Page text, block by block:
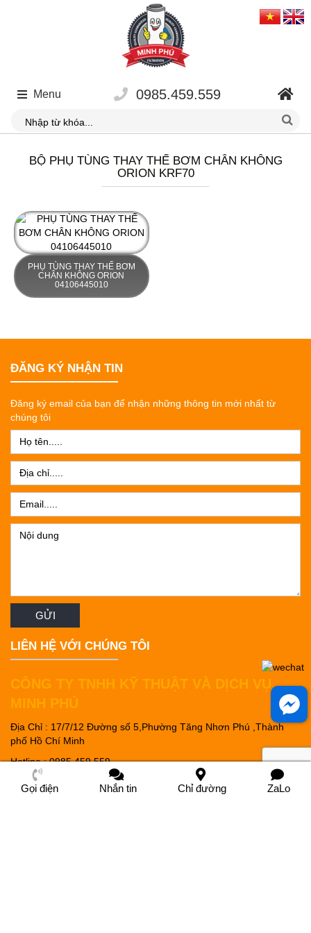
Menu 0985.459.559
BỘ PHỤ TÙNG THAY THẾ BƠM CHÂN KHÔNG
ORION KRF70
PHỤ TÙNG THAY THẾ BƠM
CHÂN KHÔNG ORION
04106445010
ĐĂNG KÝ NHẬN TIN
Đăng ký email của bạn để nhận những thông tin mới nhất từ
chúng tôi
LIÊN HỆ VỚI CHÚNG TÔI
CÔNG TY TNHH KỸ THUẬT VÀ DỊCH VỤ
MINH PHÚ
Địa Chỉ : 17/7/12 Đường số 5,Phường Tăng Nhơn Phú ,Thành
phố Hồ Chí Minh
Hotline : 0985.459.559
Email : thao.hoang@minhphuco.vn
Gọi điện Nhắn tin Chỉ đường ZaLo